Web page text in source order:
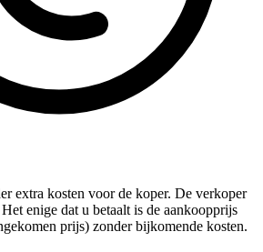
extra kosten voor de koper. De verkoper
enige dat u betaalt is de aankoopprijs
prijs) zonder bijkomende kosten.